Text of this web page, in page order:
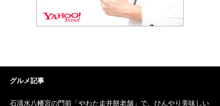
グルメ記事
石清水八幡宮の門前「やわた走井餅老舗」で、ひんやり美味しい